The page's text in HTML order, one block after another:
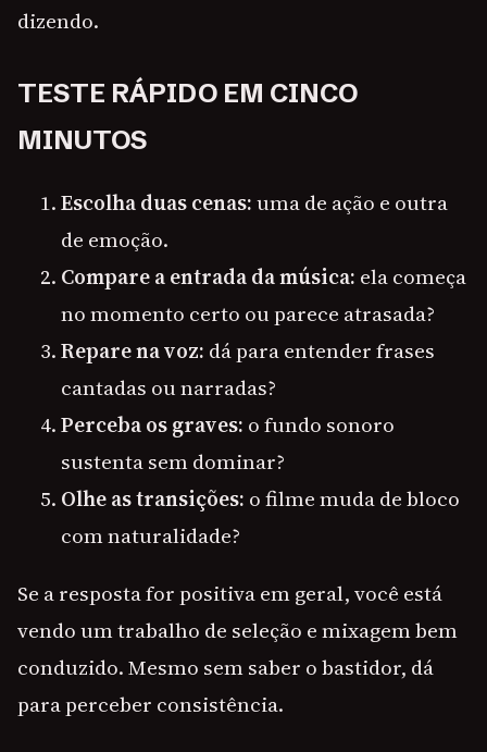
dizendo.
TESTE RÁPIDO EM CINCO
MINUTOS
Escolha duas cenas:uma de ação e outra
de emoção.
Compare a entrada da música: ela começa
no momento certo ou parece atrasada?
Repare na voz: dá para entender frases
cantadas ou narradas?
Perceba os graves: o fundo sonoro
sustenta sem dominar?
Olhe as transições: o filme muda de bloco
com naturalidade?
Se a resposta for positiva em geral, você está
vendo um trabalho de seleção e mixagem bem
conduzido. Mesmo sem saber o bastidor, dá
para perceber consistência.